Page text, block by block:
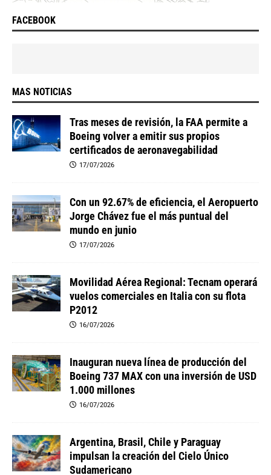
FACEBOOK
MAS NOTICIAS
Tras meses de revisión, la FAA permite a
Boeing volver a emitir sus propios
certificados de aeronavegabilidad
17/07/2026
Con un 92.67% de eficiencia, el Aeropuerto
Jorge Chávez fue el más puntual del
mundo en junio
17/07/2026
Movilidad Aérea Regional: Tecnam operará
vuelos comerciales en Italia con su flota
P2012
16/07/2026
Inauguran nueva línea de producción del
Boeing 737 MAX con una inversión de USD
1.000 millones
16/07/2026
Argentina, Brasil, Chile y Paraguay
impulsan la creación del Cielo Único
Sudamericano